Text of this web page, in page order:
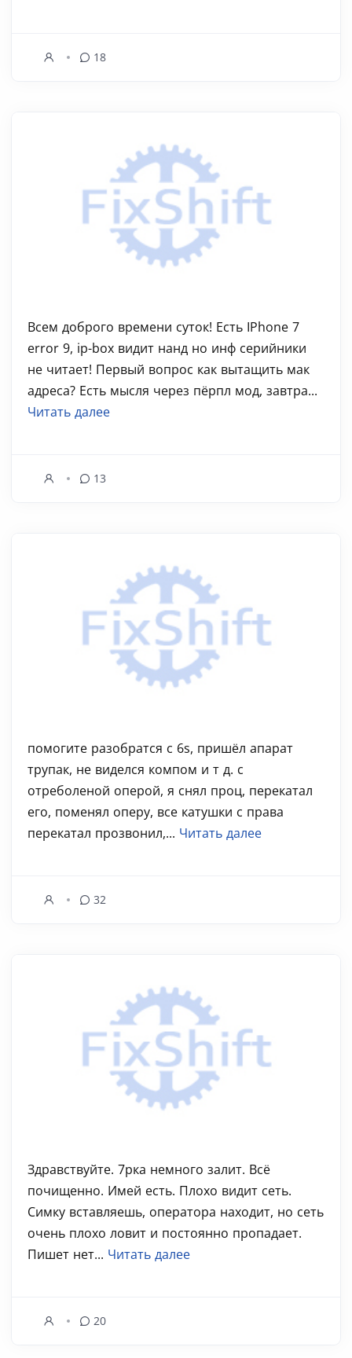
18
Всем доброго времени суток! Есть IPhone 7
error 9, ip-box видит нанд но инф серийники
не читает! Первый вопрос как вытащить мак
адреса? Есть мысля через пёрпл мод, завтра...
Читать далее
13
помогите разобратся с 6s, пришёл апарат
трупак, не виделся компом и т д. с
отреболеной оперой, я снял проц, перекатал
его, поменял оперу, все катушки с права
перекатал прозвонил,... Читать далее
32
Здравствуйте. 7рка немного залит. Всё
почищенно. Имей есть. Плохо видит сеть.
Симку вставляешь, оператора находит, но сеть
очень плохо ловит и постоянно пропадает.
Пишет нет... Читать далее
20